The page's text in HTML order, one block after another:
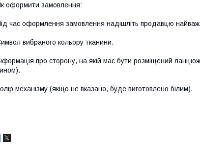
оформити замовлення:
час оформлення замовлення надішліть продавцю
вибраного кольору тканини.
про сторону, на якій має бути розміщений
механізму (якщо не вказано, буде виготовлено білим).